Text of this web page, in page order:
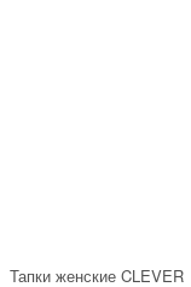
Тапки женские CLEVER